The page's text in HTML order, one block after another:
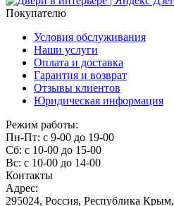
Покупателю
Условия обслуживания
Наши услуги
Оплата и доставка
Гарантия и возврат
Отзывы клиентов
Юридическая информация
Режим работы:
Пн-Пт: с 9-00 до 19-00
Сб: с 10-00 до 15-00
Вс: с 10-00 до 14-00
Контакты
Адрес:
295024, Россия, Республика Крым,